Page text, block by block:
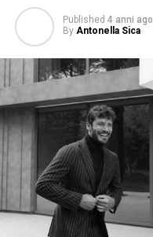
Published 4 anni ago
By Antonella Sica